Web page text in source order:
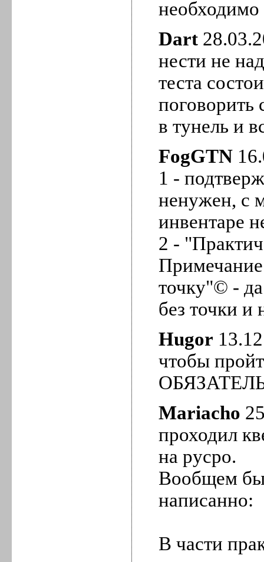
Dart
нести не
теста
поговорить
в тунель и
FogGTN
1 -
ненужен, с
инвентаре
2 -
точку"© -
без точки и
Hugor
чтобы
Mariacho
проходил
на русро.
Вообщем
написанно:
В части